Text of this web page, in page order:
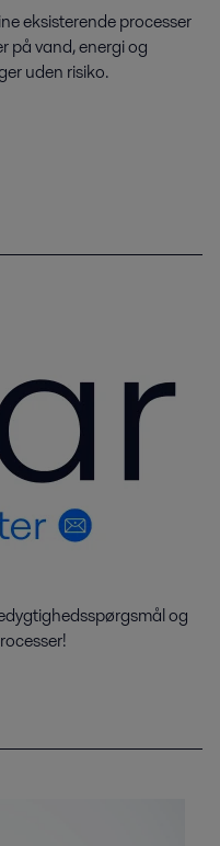
eksisterende processer
på vand, energi og
uden risiko.
og